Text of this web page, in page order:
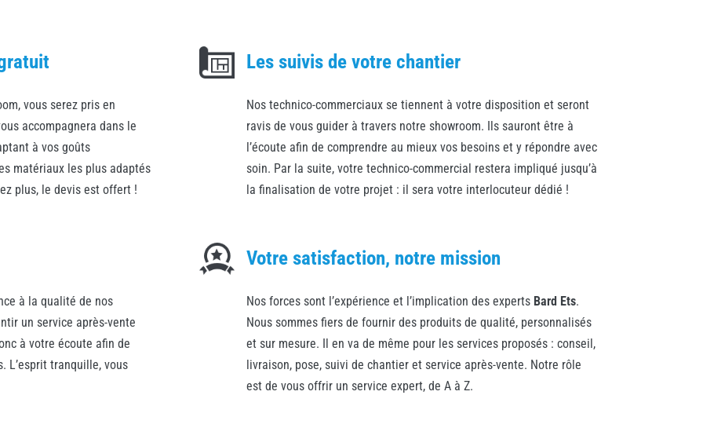
vous serez pris en
accompagnera dans le
à vos goûts
matériaux les plus adaptés
plus, le devis est offert !
Les suivis de votre chantier
Nos technico-commerciaux se tiennent à votre disposition et seront
ravis de vous guider à travers notre showroom. Ils sauront être à
l’écoute afin de comprendre au mieux vos besoins et y répondre avec
soin. Par la suite, votre technico-commercial restera impliqué jusqu’à
la finalisation de votre projet : il sera votre interlocuteur dédié !
à la qualité de nos
un service après-vente
à votre écoute afin de
L’esprit tranquille, vous
Votre satisfaction, notre mission
Nos forces sont l’expérience et l’implication des experts Bard Ets.
Nous sommes fiers de fournir des produits de qualité, personnalisés
et sur mesure. Il en va de même pour les services proposés : conseil,
livraison, pose, suivi de chantier et service après-vente. Notre rôle
est de vous offrir un service expert, de A à Z.